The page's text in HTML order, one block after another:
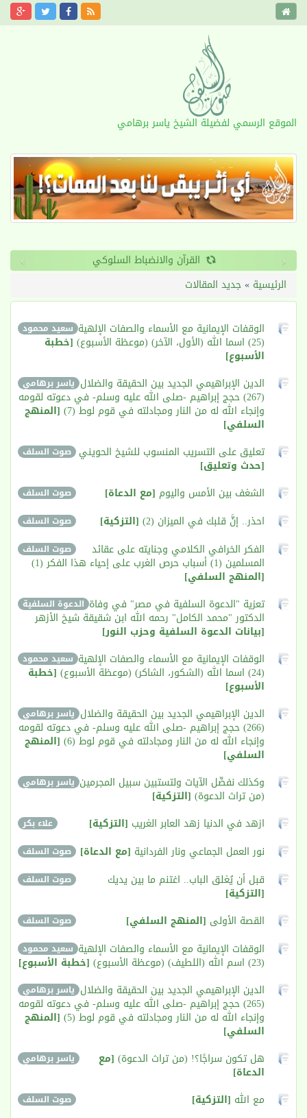
الموقع الرسمي لفضيلة الشيخ ياسر برهامي
القرآن والانضباط السلوكي ‹
›
الرئيسية »جديد المقالات
سعيد محمود الوقفات الإيمانية مع الأسماء والصفات الإلهية
(25) اسما الله (الأول، الآخر) (موعظة الأسبوع) [خطبة
الأسبوع]
ياسر برهامي الدين الإبراهيمي الجديد بين الحقيقة والضلال
(267) حجج إبراهيم -صلى الله عليه وسلم- في دعوته لقومه
وإنجاء الله له من النار ومجادلته في قوم لوط (7) [المنهج
السلفي]
صوت السلف تعليق على التسريب المنسوب للشيخ الحويني
[حدث وتعليق]
صوت السلف الشغف بين الأمس واليوم [مع الدعاة]
صوت السلف احذر.. إنَّ قلبك في الميزان (2) [التزكية]
صوت السلف الفكر الخرافي الكلامي وجنايته على عقائد
المسلمين (1) أسباب حرص الغرب على إحياء هذا الفكر (1)
[المنهج السلفي]
الدعوة السلفية تعزية "الدعوة السلفية في مصر" في وفاة
الدكتور "محمد الكامل" رحمه الله ابن شقيقة شيخ الأزهر
[بيانات الدعوة السلفية وحزب النور]
سعيد محمود الوقفات الإيمانية مع الأسماء والصفات الإلهية
(24) اسما الله (الشكور، الشاكر) (موعظة الأسبوع) [خطبة
الأسبوع]
ياسر برهامي الدين الإبراهيمي الجديد بين الحقيقة والضلال
(266) حجج إبراهيم -صلى الله عليه وسلم- في دعوته لقومه
وإنجاء الله له من النار ومجادلته في قوم لوط (6) [المنهج
السلفي]
ياسر برهامي وكذلك نفصِّل الآيات ولتستبين سبيل المجرمين
(من تراث الدعوة) [التزكية]
علاء بكر ازهد في الدنيا زهد العابر الغريب [التزكية]
صوت السلف نور العمل الجماعي ونار الفردانية [مع الدعاة]
صوت السلف قبل أن يُغلق الباب.. اغتنم ما بين يديك
[التزكية]
صوت السلف القصة الأولى [المنهج السلفي]
سعيد محمود الوقفات الإيمانية مع الأسماء والصفات الإلهية
(23) اسم الله (اللطيف) (موعظة الأسبوع) [خطبة الأسبوع]
ياسر برهامي الدين الإبراهيمي الجديد بين الحقيقة والضلال
(265) حجج إبراهيم -صلى الله عليه وسلم- في دعوته لقومه
وإنجاء الله له من النار ومجادلته في قوم لوط (5) [المنهج
السلفي]
ياسر برهامي هل تكون سراجًا؟! (من تراث الدعوة) [مع
الدعاة]
صوت السلف مع الله [التزكية]